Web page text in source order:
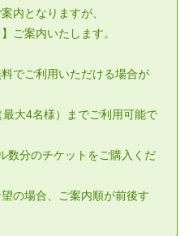
内となりますが、
ご案内いたします。
でご利用いただける場合が
大4名様）までご利用可能で
数分のチケットをご購入くだ
の場合、ご案内順が前後す